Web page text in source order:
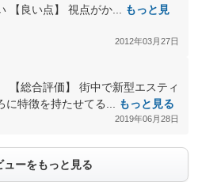
【良い点】 視点がか...
もっと見
2012年03月27日
【総合評価】 街中で新型エスティ
に特徴を持たせてる...
もっと見る
2019年06月28日
ューをもっと見る